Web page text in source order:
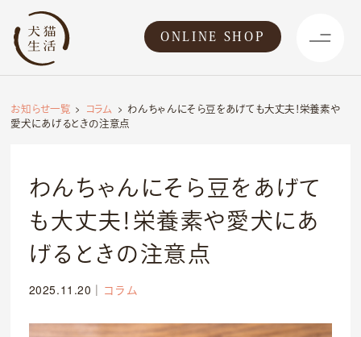
ONLINE SHOP
お知らせ一覧 コラム
わんちゃんにそら豆をあげても大丈夫！栄養素や
愛犬にあげるときの注意点
わんちゃんにそら豆をあげて
も大丈夫！栄養素や愛犬にあ
げるときの注意点
2025.11.20 ｜ コラム